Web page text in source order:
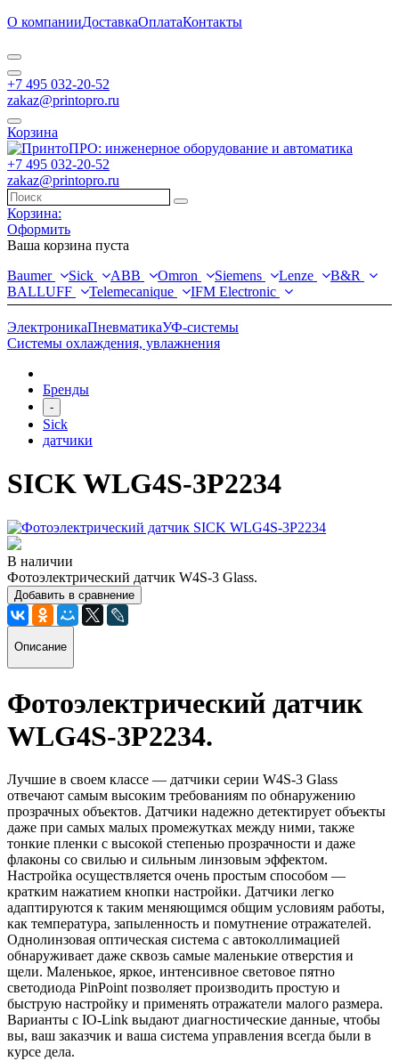
О компанииДоставкаОплатаКонтакты
+7 495 032-20-52
zakaz@printopro.ru
Корзина
+7 495 032-20-52
zakaz@printopro.ru
Корзина:
Оформить
Ваша корзина пуста
Baumer
Sick ABB Omron Siemens Lenze
B&R
BALLUFF
Telemecanique IFM Electronic
ЭлектроникаПневматикаУФ-системы
Системы охлаждения, увлажнения
Бренды
-
Sick
датчики
SICK WLG4S-3P2234
В наличии
Фотоэлектрический датчик W4S-3 Glass.
Добавить в сравнение
Описание
Фотоэлектрический датчик
WLG4S-3P2234.
Лучшие в своем классе — датчики серии W4S-3 Glass
отвечают самым высоким требованиям по обнаружению
прозрачных объектов. Датчики надежно детектирует объекты
даже при самых малых промежутках между ними, также
тонкие пленки с высокой степенью прозрачности и даже
флаконы со свилью и сильным линзовым эффектом.
Настройка осуществляется очень простым способом —
кратким нажатием кнопки настройки. Датчики легко
адаптируются к таким меняющимся общим условиям работы,
как температура, запыленность и помутнение отражателей.
Однолинзовая оптическая система с автоколлимацией
обнаруживает даже сквозь самые маленькие отверстия и
щели. Маленькое, яркое, интенсивное световое пятно
светодиода PinPoint позволяет производить простую и
быструю настройку и применять отражатели малого размера.
Варианты с IO-Link выдают диагностические данные, чтобы
вы, ваш заказчик и ваша система управления всегда были в
курсе дела.